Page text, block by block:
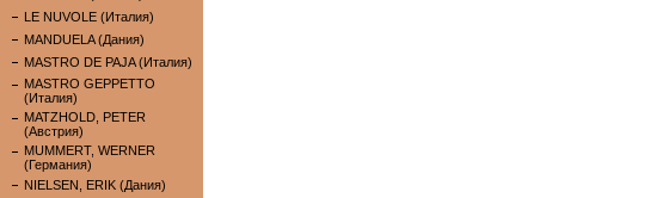
LE NUVOLE (Италия)
MANDUELA (Дания)
MASTRO DE PAJA (Италия)
MASTRO GEPPETTO
(Италия)
MATZHOLD, PETER
(Австрия)
MUMMERT, WERNER
(Германия)
NIELSEN, ERIK (Дания)